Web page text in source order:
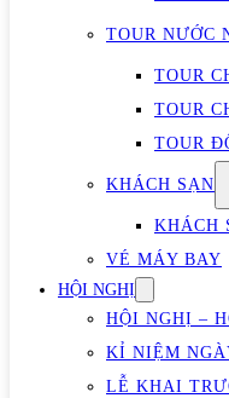
TOUR NƯỚC
TOUR
TOUR
TOUR
KHÁCH SẠN
KHÁCH
VÉ MÁY BAY
HỘI NGHỊ
HỘI NGHỊ –
KỈ NIỆM
LỄ KHAI